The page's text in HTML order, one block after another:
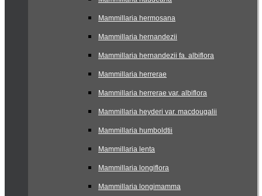
Mammillaria hermosana
Mammillaria hernandezii
Mammillaria hernandezii fa. albiflora
Mammillaria herrerae
Mammillaria herrerae var. albiflora
Mammillaria heyderi var. macdougalii
Mammillaria humboldtii
Mammillaria lenta
Mammillaria longiflora
Mammillaria longimamma